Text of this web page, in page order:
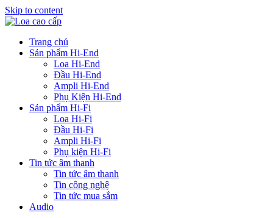
Skip to content
Trang chủ
Sản phẩm Hi-End
Loa Hi-End
Đầu Hi-End
Ampli Hi-End
Phụ Kiện Hi-End
Sản phẩm Hi-Fi
Loa Hi-Fi
Đầu Hi-Fi
Ampli Hi-Fi
Phụ kiện Hi-Fi
Tin tức âm thanh
Tin tức âm thanh
Tin công nghệ
Tin tức mua sắm
Audio